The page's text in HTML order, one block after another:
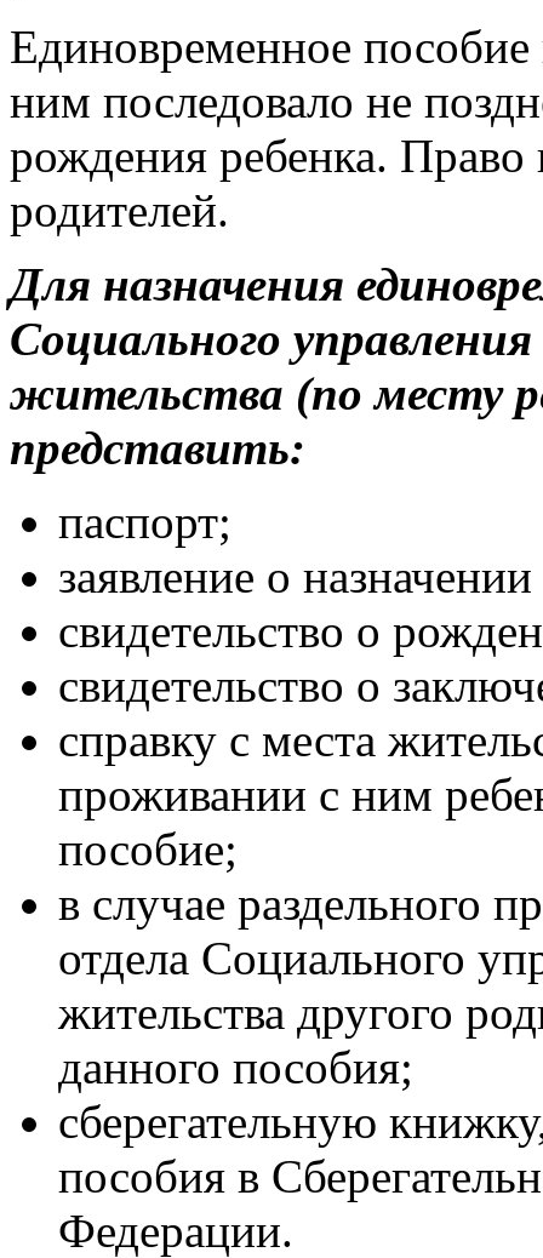
Единовременное пособие
ним последовало не
рождения ребенка.
родителей.
Для назначения
Социального
жительства (по месту
представить:
паспорт;
заявление о
свидетельство о
свидетельство о
справку с места
проживании с ним
пособие;
в случае раздельного
отдела Социального
жительства другого
данного пособия;
сберегательную
пособия в
Федерации.